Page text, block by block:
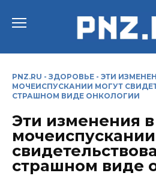
PNZ.RU - ЗДОРОВЬЕ - ЭТИ
МОЧЕИСПУСКАНИИ МОГУТ
СТРАШНОМ ВИДЕ ОНКОЛОГИИ
Эти изменения в
страшном виде